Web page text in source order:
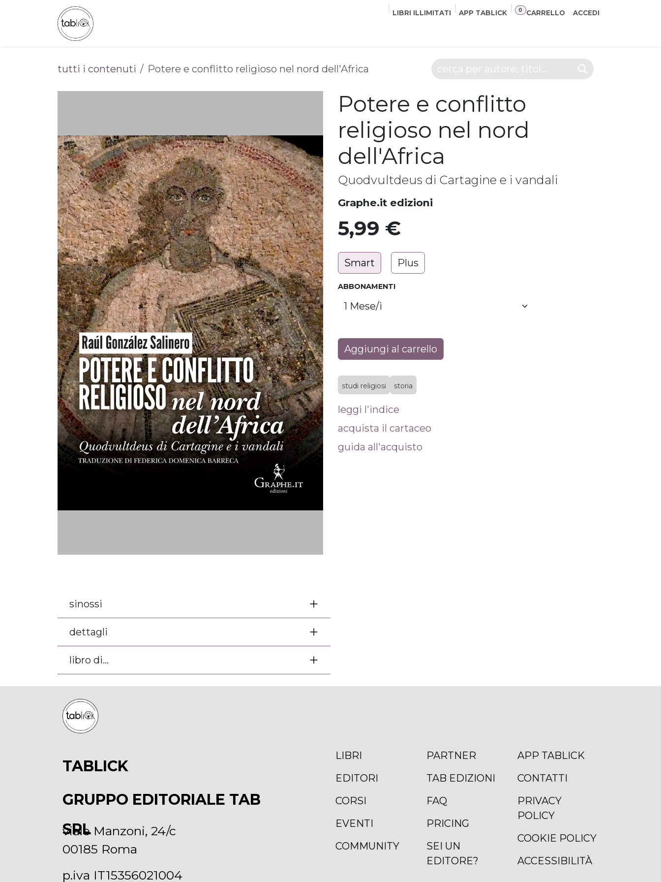
Passa al contenuto LIBRI ILLIMITATI APP TABLICK CARRELLO
0 ACCEDI
tutti i contenuti Potere e conflitto religioso nel nord dell'Africa
Potere e conflitto
religioso nel nord
dell'Africa
Quodvultdeus di Cartagine e i vandali
Graphe.it edizioni
5,99 €
Smart Plus
ABBONAMENTI
Aggiungi al carrello
studi religiosi storia
leggi l'indice
acquista il cartaceo
guida all'acquisto
sinossi
dettagli
libro di...
viale Manzoni, 24/c
00185 Roma
p.iva IT15356021004
APP TABLICK
CONTATTI
PRIVACY
POLICY
COOKIE POLICY
ACCESSIBILITÀ
PARTNER
TAB EDIZIONI
FAQ
PRICING
SEI UN
EDITORE?
LIBRI
EDITORI
CORSI
EVENTI
COMMUNITY
TABLICK
GRUPPO EDITORIALE TAB
SRL